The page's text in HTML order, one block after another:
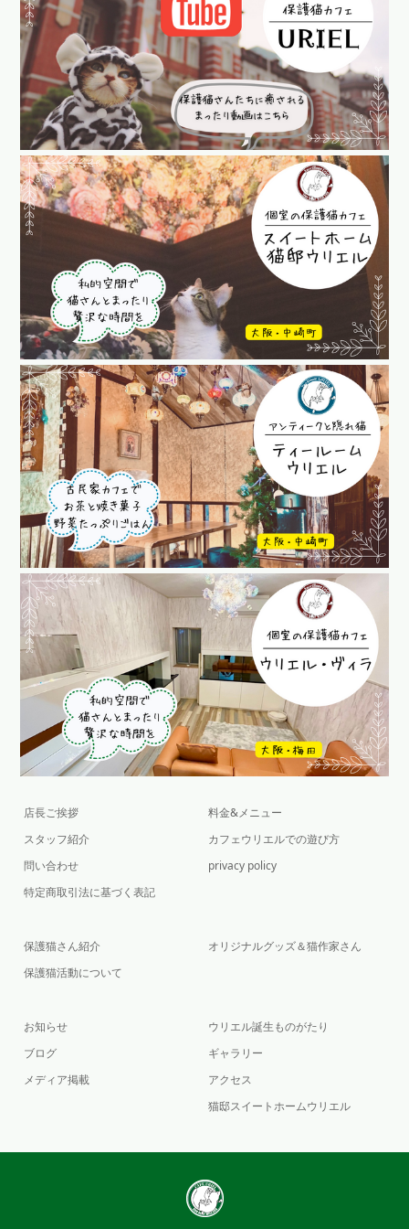
店長ご挨拶
スタッフ紹介
問い合わせ
特定商取引法に基づく表記
料金&メニュー
カフェウリエルでの遊び方
privacy policy
保護猫さん紹介
保護猫活動について
オリジナルグッズ＆猫作家さん
お知らせ
ブログ
メディア掲載
ウリエル誕生ものがたり
ギャラリー
アクセス
猫邸スイートホームウリエル